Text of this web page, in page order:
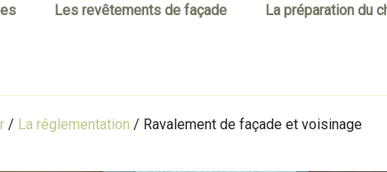
Les revêtements de façade La préparation du
/ La réglementation / Ravalement de façade et voisinage